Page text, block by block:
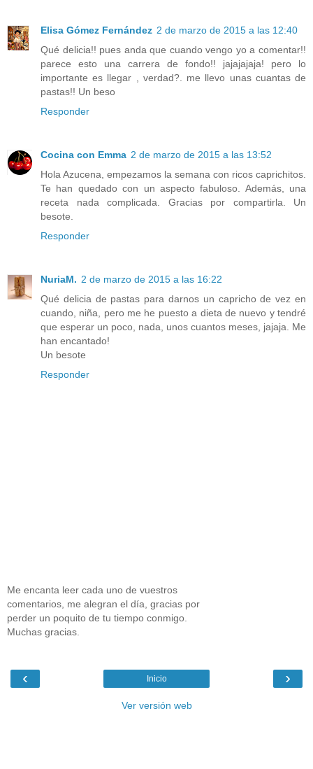
Elisa Gómez Fernández 2 de marzo de 2015 a las 12:40
Qué delicia!! pues anda que cuando vengo yo a comentar!!
parece esto una carrera de fondo!! jajajajaja! pero lo
importante es llegar , verdad?. me llevo unas cuantas de
pastas!! Un beso
Responder
Cocina con Emma 2 de marzo de 2015 a las 13:52
Hola Azucena, empezamos la semana con ricos caprichitos.
Te han quedado con un aspecto fabuloso. Además, una
receta nada complicada. Gracias por compartirla. Un
besote.
Responder
NuriaM. 2 de marzo de 2015 a las 16:22
Qué delicia de pastas para darnos un capricho de vez en
cuando, niña, pero me he puesto a dieta de nuevo y tendré
que esperar un poco, nada, unos cuantos meses, jajaja. Me
han encantado!
Un besote
Responder
Me encanta leer cada uno de vuestros
comentarios, me alegran el día, gracias por
perder un poquito de tu tiempo conmigo.
Muchas gracias.
‹ ›
Inicio
Ver versión web